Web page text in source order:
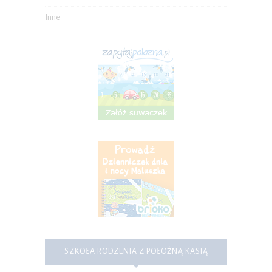
Inne
SZKOŁA RODZENIA Z POŁOŻNĄ KASIĄ